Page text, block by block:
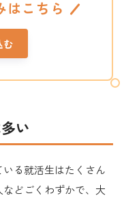
はこちら
む
い
る就活生はたくさん
どごくわずかで、大